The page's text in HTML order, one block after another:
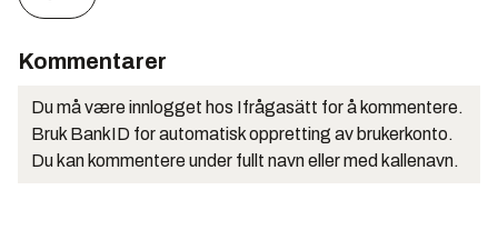
Kommentarer
Du må være innlogget hos Ifrågasätt for å kommentere.
Bruk BankID for automatisk oppretting av brukerkonto.
Du kan kommentere under fullt navn eller med kallenavn.